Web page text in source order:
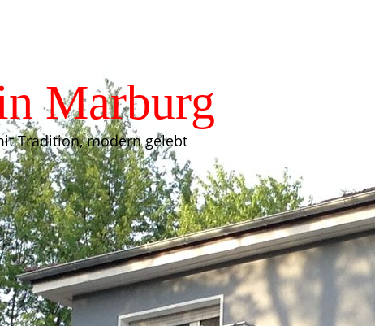
Marburg
Tradition, modern gelebt